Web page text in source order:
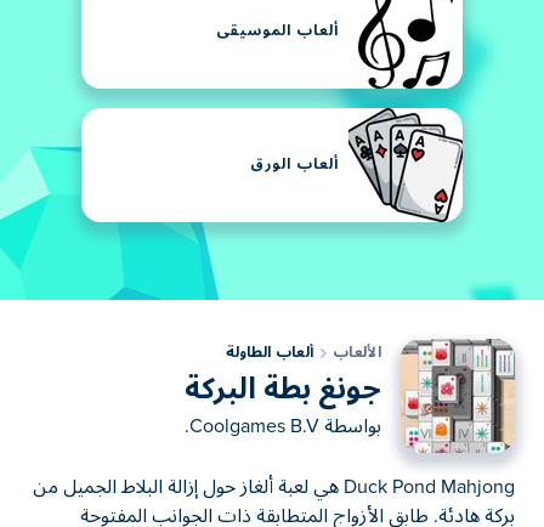
ألعاب الموسيقى
ألعاب الورق
الألعاب ألعاب الطاولة
جونغ بطة البركة
بواسطة Coolgames B.V.
Duck Pond Mahjong هي لعبة ألغاز حول إزالة البلاط الجميل من
بركة هادئة. طابق الأزواج المتطابقة ذات الجوانب المفتوحة